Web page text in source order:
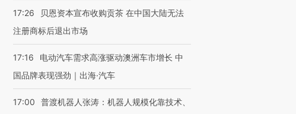
17:26
贝恩资本宣布收购贡茶 在中国大陆无法
注册商标后退出市场
17:16
电动汽车需求高涨驱动澳洲车市增长 中
国品牌表现强劲｜出海·汽车
17:00
普渡机器人张涛：机器人规模化靠技术、